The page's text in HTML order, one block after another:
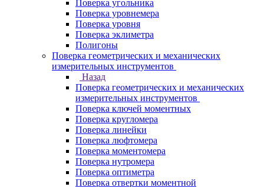
Поверка угольника
Поверка уровнемера
Поверка уровня
Поверка эклиметра
Полигоны
Поверка геометрических и механических
измерительных инструментов
Назад
Поверка геометрических и механических
измерительных инструментов
Поверка ключей моментных
Поверка кругломера
Поверка линейки
Поверка люфтомера
Поверка моментомера
Поверка нутромера
Поверка оптиметра
Поверка отвертки моментной